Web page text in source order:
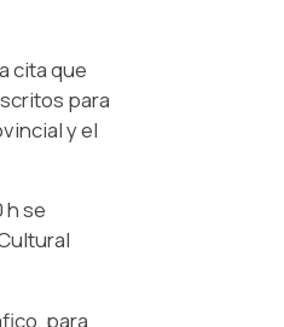
cita que
para
y el
h se
para